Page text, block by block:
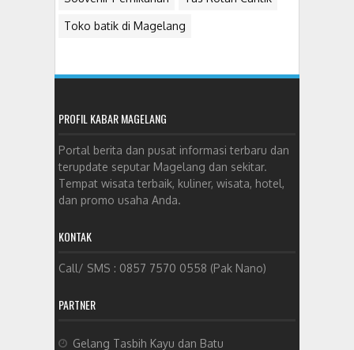
Toko batik di Magelang
PROFIL KABAR MAGELANG
Portal berita dan pusat informasi terbaru dan
terupdate seputar Magelang dan sekitar.
Tempat wisata terbaik, kuliner, wisata, hotel,
dan promo usaha Anda.
KONTAK
Call/ SMS : 0857 7570 0558 (Pak Nano)
PARTNER
Gelang Tasbih Kayu dan Batu